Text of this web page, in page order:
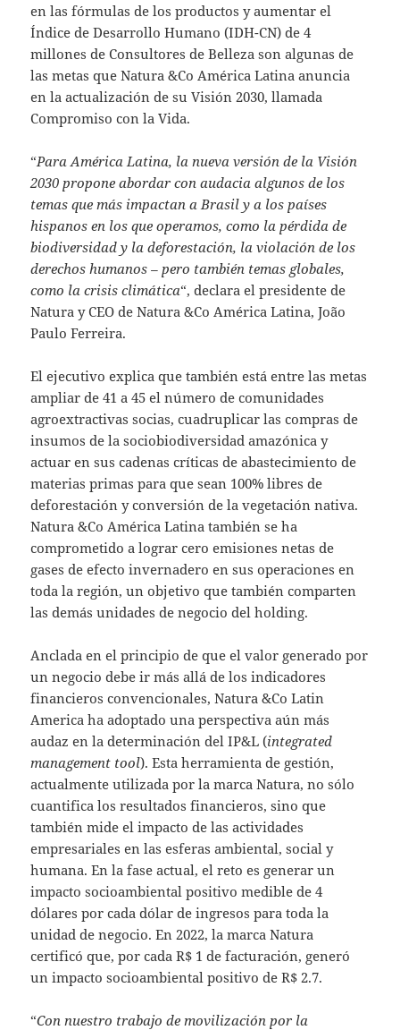
en las fórmulas de los productos y aumentar el
Índice de Desarrollo Humano (IDH-CN) de 4
millones de Consultores de Belleza son algunas de
las metas que Natura &Co América Latina anuncia
en la actualización de su Visión 2030, llamada
Compromiso con la Vida.
“Para América Latina, la nueva versión de la Visión
2030 propone abordar con audacia algunos de los
temas que más impactan a Brasil y a los países
hispanos en los que operamos, como la pérdida de
biodiversidad y la deforestación, la violación de los
derechos humanos – pero también temas globales,
como la crisis climática“, declara el presidente de
Natura y CEO de Natura &Co América Latina, João
Paulo Ferreira.
El ejecutivo explica que también está entre las metas
ampliar de 41 a 45 el número de comunidades
agroextractivas socias, cuadruplicar las compras de
insumos de la sociobiodiversidad amazónica y
actuar en sus cadenas críticas de abastecimiento de
materias primas para que sean 100% libres de
deforestación y conversión de la vegetación nativa.
Natura &Co América Latina también se ha
comprometido a lograr cero emisiones netas de
gases de efecto invernadero en sus operaciones en
toda la región, un objetivo que también comparten
las demás unidades de negocio del holding.
Anclada en el principio de que el valor generado por
un negocio debe ir más allá de los indicadores
financieros convencionales, Natura &Co Latin
America ha adoptado una perspectiva aún más
audaz en la determinación del IP&L (integrated
management tool). Esta herramienta de gestión,
actualmente utilizada por la marca Natura, no sólo
cuantifica los resultados financieros, sino que
también mide el impacto de las actividades
empresariales en las esferas ambiental, social y
humana. En la fase actual, el reto es generar un
impacto socioambiental positivo medible de 4
dólares por cada dólar de ingresos para toda la
unidad de negocio. En 2022, la marca Natura
certificó que, por cada R$ 1 de facturación, generó
un impacto socioambiental positivo de R$ 2.7.
“Con nuestro trabajo de movilización por la